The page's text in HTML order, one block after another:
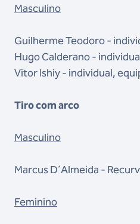
Masculino
Guilherme Teodoro -
Hugo Calderano -
Vitor Ishiy - individual,
Tiro com arco
Masculino
Marcus D´Almeida -
Feminino